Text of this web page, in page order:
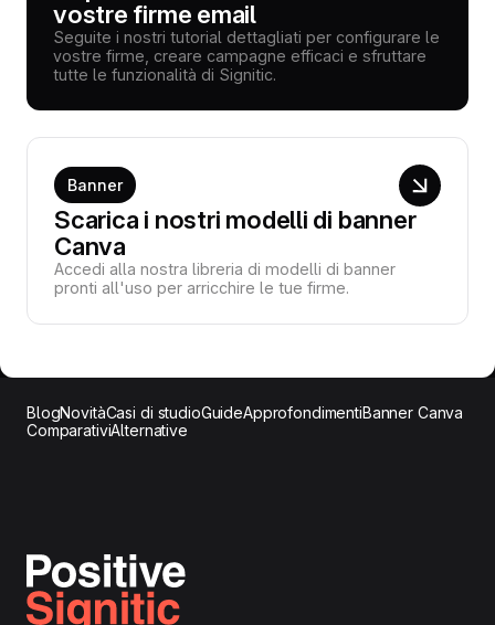
vostre firme email
Seguite i nostri tutorial dettagliati per configurare le
vostre firme, creare campagne efficaci e sfruttare
tutte le funzionalità di Signitic.
Banner
Scarica i nostri modelli di banner
Canva
Accedi alla nostra libreria di modelli di banner
pronti all'uso per arricchire le tue firme.
BlogNovitàCasi di studioGuideApprofondimentiBanner Canva
ComparativiAlternative